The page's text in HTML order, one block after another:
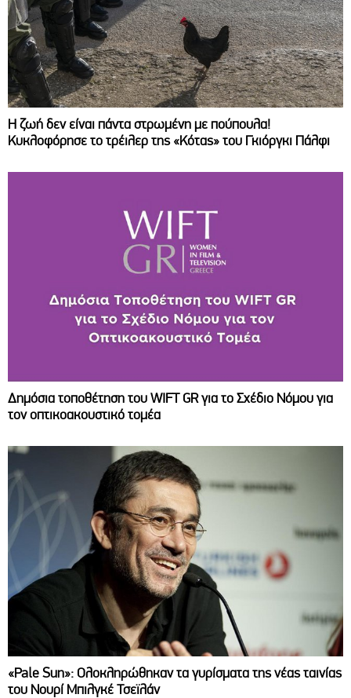
Η ζωή δεν είναι πάντα στρωμένη με πούπουλα!
Κυκλοφόρησε το τρέιλερ της «Κότας» του Γκιόργκι Πάλφι
Δημόσια τοποθέτηση του WIFT GR για το Σχέδιο Νόμου για
τον οπτικοακουστικό τομέα
«Pale Sun»: Ολοκληρώθηκαν τα γυρίσματα της νέας ταινίας
του Νουρί Μπιλγκέ Τσεϊλάν